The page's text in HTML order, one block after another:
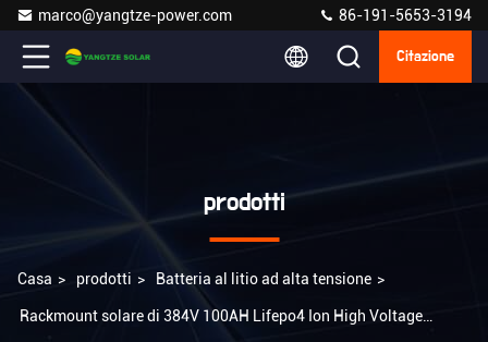
marco@yangtze-power.com 86-191-5653-3194
Citazione
prodotti
Casa > prodotti > Batteria al litio ad alta tensione >
Rackmount solare di 384V 100AH Lifepo4 Ion High Voltage